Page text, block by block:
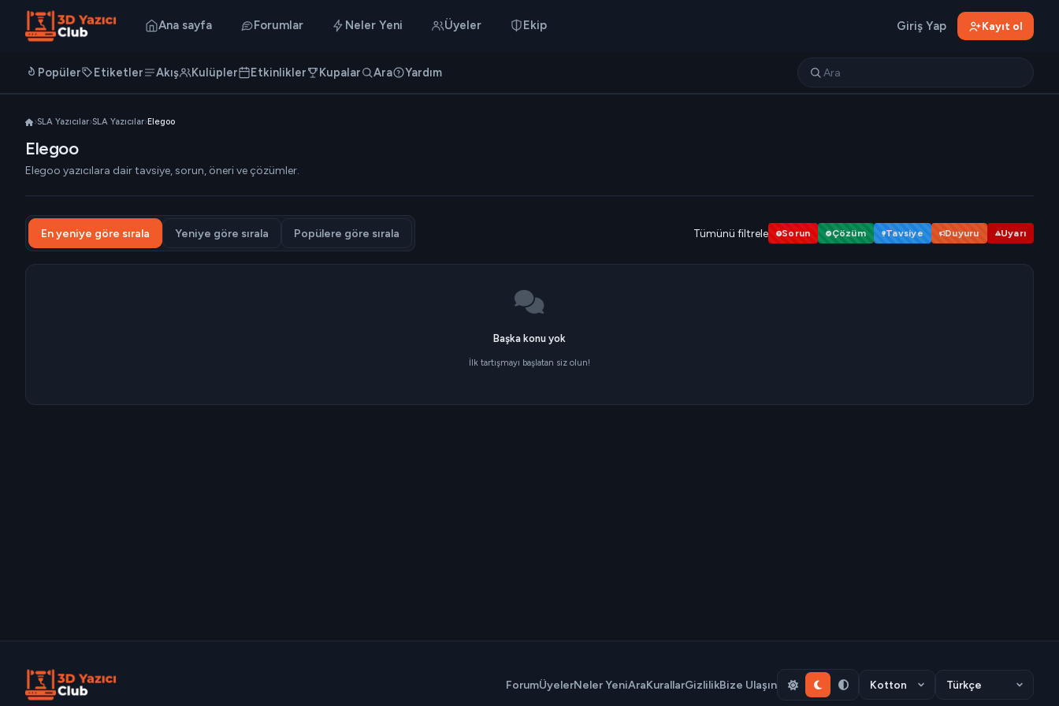
Ana sayfa Forumlar Neler Yeni Üyeler Ekip Giriş Yap Kayıt ol
Popüler Etiketler Akış Kulüpler Etkinlikler Kupalar Ara Yardım
SLA Yazıcılar SLA Yazıcılar Elegoo
Elegoo
Elegoo yazıcılara dair tavsiye, sorun, öneri ve çözümler.
En yeniye göre sırala Yeniye göre sırala Popülere göre sırala Tümünü filtrele Sorun Çözüm Tavsiye Duyuru Uyarı
Başka konu yok
İlk tartışmayı başlatan siz olun!
ForumÜyelerNeler YeniAraKurallarGizlilikBize Ulaşın